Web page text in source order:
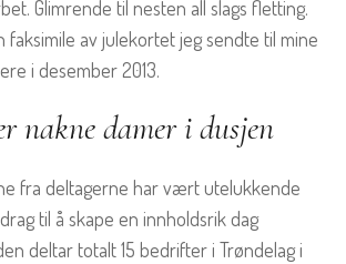
Glimrende til nesten all slags fletting.
faksimile av julekortet jeg sendte til mine
i desember 2013.
nakne damer i dusjen
fra deltagerne har vært utelukkende
til å skape en innholdsrik dag
deltar totalt 15 bedrifter i Trøndelag i